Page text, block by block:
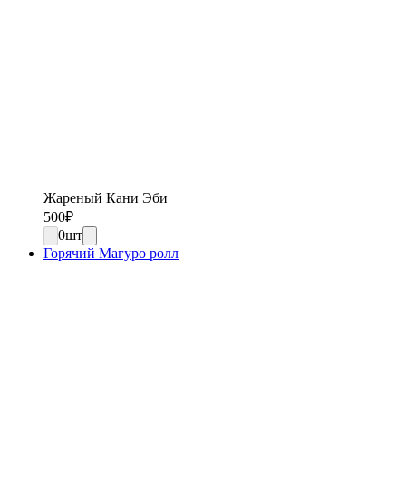
Жареный Кани Эби
500₽
0шт
Горячий Магуро ролл